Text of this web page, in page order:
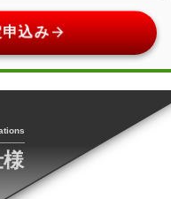
込みarrow_forward